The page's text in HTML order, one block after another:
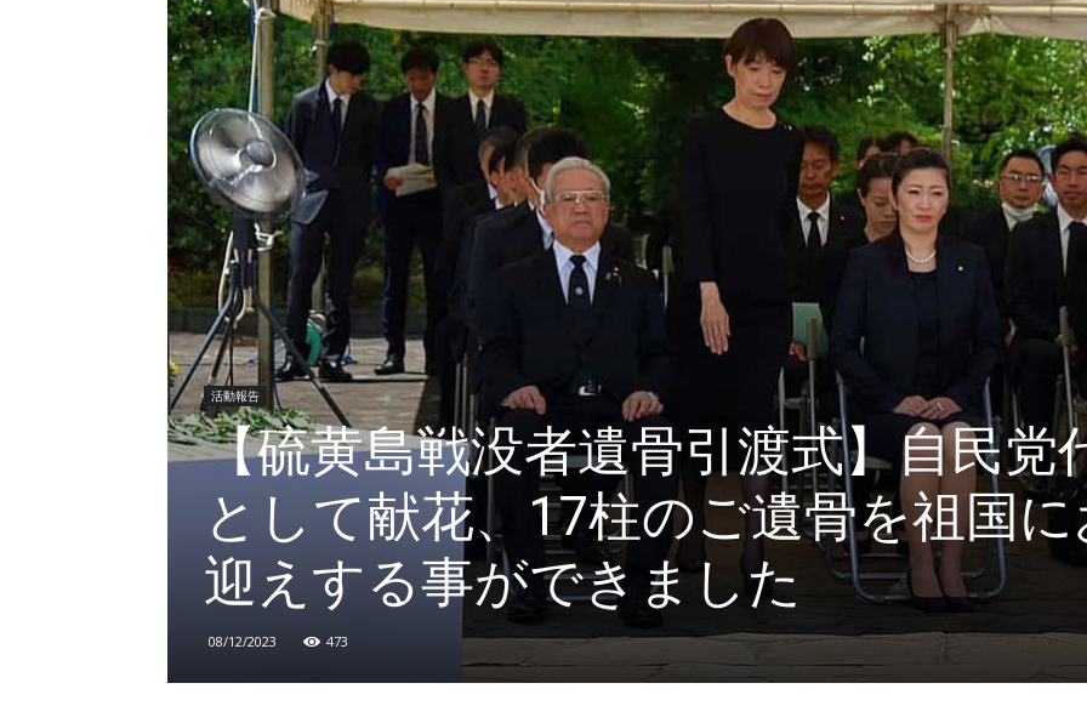
サ
イ
ト
活動報告
【硫黄島戦没者遺骨引渡式】自民党
として献花、17柱のご遺骨を祖国
迎えする事ができました
08/12/2023 473